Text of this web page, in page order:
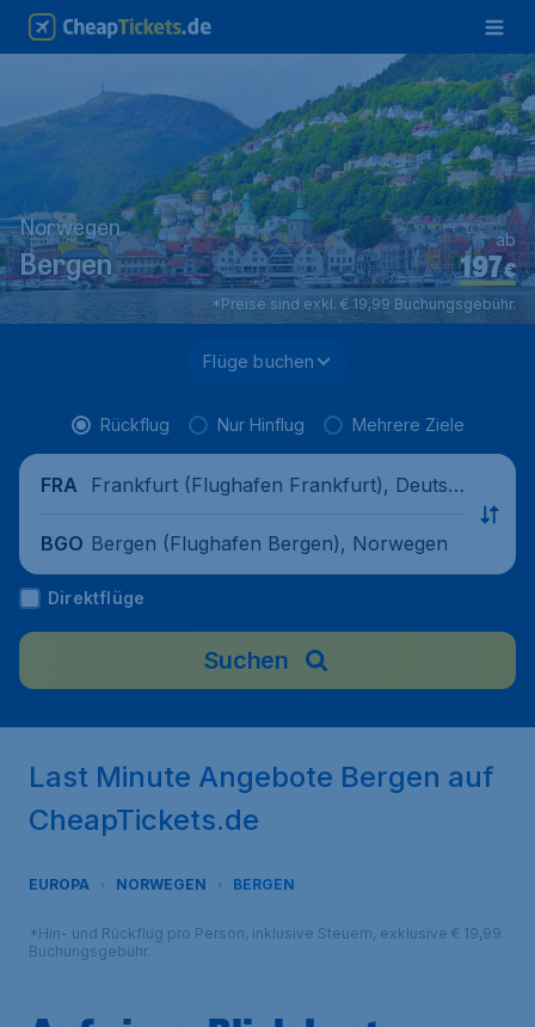
Norwegen
Bergen €
197
ab
*Preise sind exkl. € 19,99 Buchungsgebühr.
Flüge buchen
Rückflug Nur Hinflug Mehrere Ziele
FRA
Frankfurt (Flughafen Frankfurt), Deutsc
BGO Bergen (Flughafen Bergen), Norwegen
Direktflüge
Suchen
Last Minute Angebote Bergen auf
CheapTickets.de
EUROPA NORWEGEN BERGEN
*Hin- und Rückflug pro Person, inklusive Steuern, exklusive € 19,99
Buchungsgebühr.